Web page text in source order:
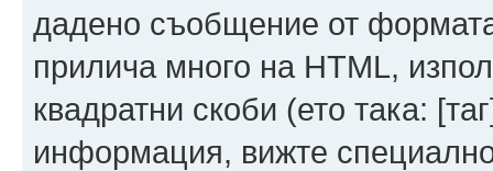
дадено съобщение от
прилича много на HTML,
квадратни скоби (ето така:
информация, вижте